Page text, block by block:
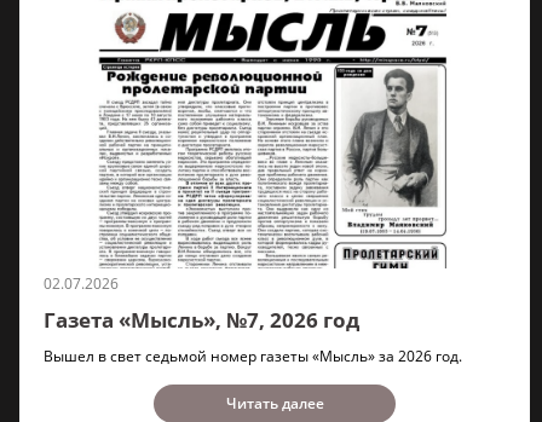
02.07.2026
Газета «Мысль», №7, 2026 год
Вышел в свет седьмой номер газеты «Мысль» за 2026 год.
Читать далее